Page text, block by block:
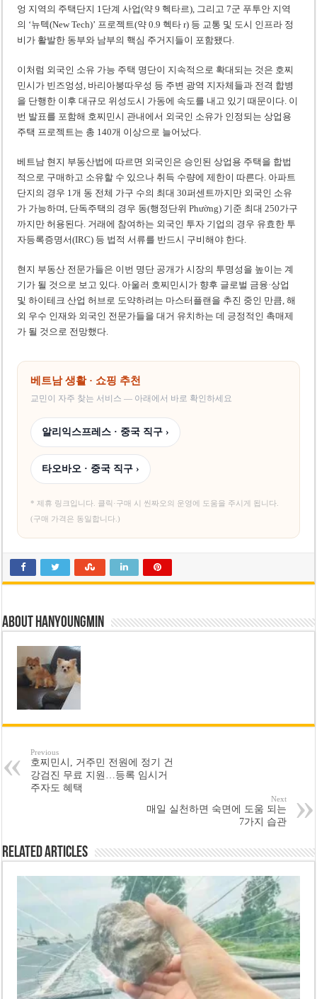
엉 지역의 주택단지 1단계 사업(약 9 헥타르), 그리고 7군 푸투안 지역
의 ‘뉴텍(New Tech)’ 프로젝트(약 0.9 헥타 r) 등 교통 및 도시 인프라 정
비가 활발한 동부와 남부의 핵심 주거지들이 포함됐다.
이처럼 외국인 소유 가능 주택 명단이 지속적으로 확대되는 것은 호찌
민시가 빈즈엉성, 바리아붕따우성 등 주변 광역 지자체들과 전격 합병
을 단행한 이후 대규모 위성도시 가동에 속도를 내고 있기 때문이다. 이
번 발표를 포함해 호찌민시 관내에서 외국인 소유가 인정되는 상업용
주택 프로젝트는 총 140개 이상으로 늘어났다.
베트남 현지 부동산법에 따르면 외국인은 승인된 상업용 주택을 합법
적으로 구매하고 소유할 수 있으나 취득 수량에 제한이 따른다. 아파트
단지의 경우 1개 동 전체 가구 수의 최대 30퍼센트까지만 외국인 소유
가 가능하며, 단독주택의 경우 동(행정단위 Phường) 기준 최대 250가구
까지만 허용된다. 거래에 참여하는 외국인 투자 기업의 경우 유효한 투
자등록증명서(IRC) 등 법적 서류를 반드시 구비해야 한다.
현지 부동산 전문가들은 이번 명단 공개가 시장의 투명성을 높이는 계
기가 될 것으로 보고 있다. 아울러 호찌민시가 향후 글로벌 금융·상업
및 하이테크 산업 허브로 도약하려는 마스터플랜을 추진 중인 만큼, 해
외 우수 인재와 외국인 전문가들을 대거 유치하는 데 긍정적인 촉매제
가 될 것으로 전망했다.
베트남 생활 · 쇼핑 추천
교민이 자주 찾는 서비스 — 아래에서 바로 확인하세요
알리익스프레스 · 중국 직구 ›
타오바오 · 중국 직구 ›
* 제휴 링크입니다. 클릭·구매 시 씬짜오의 운영에 도움을 주시게 됩니다.
(구매 가격은 동일합니다.)
About hanyoungmin
Previous
호찌민시, 거주민 전원에 정기 건
강검진 무료 지원…등록 임시거
주자도 혜택
Next
매일 실천하면 숙면에 도움 되는
7가지 습관
Related Articles